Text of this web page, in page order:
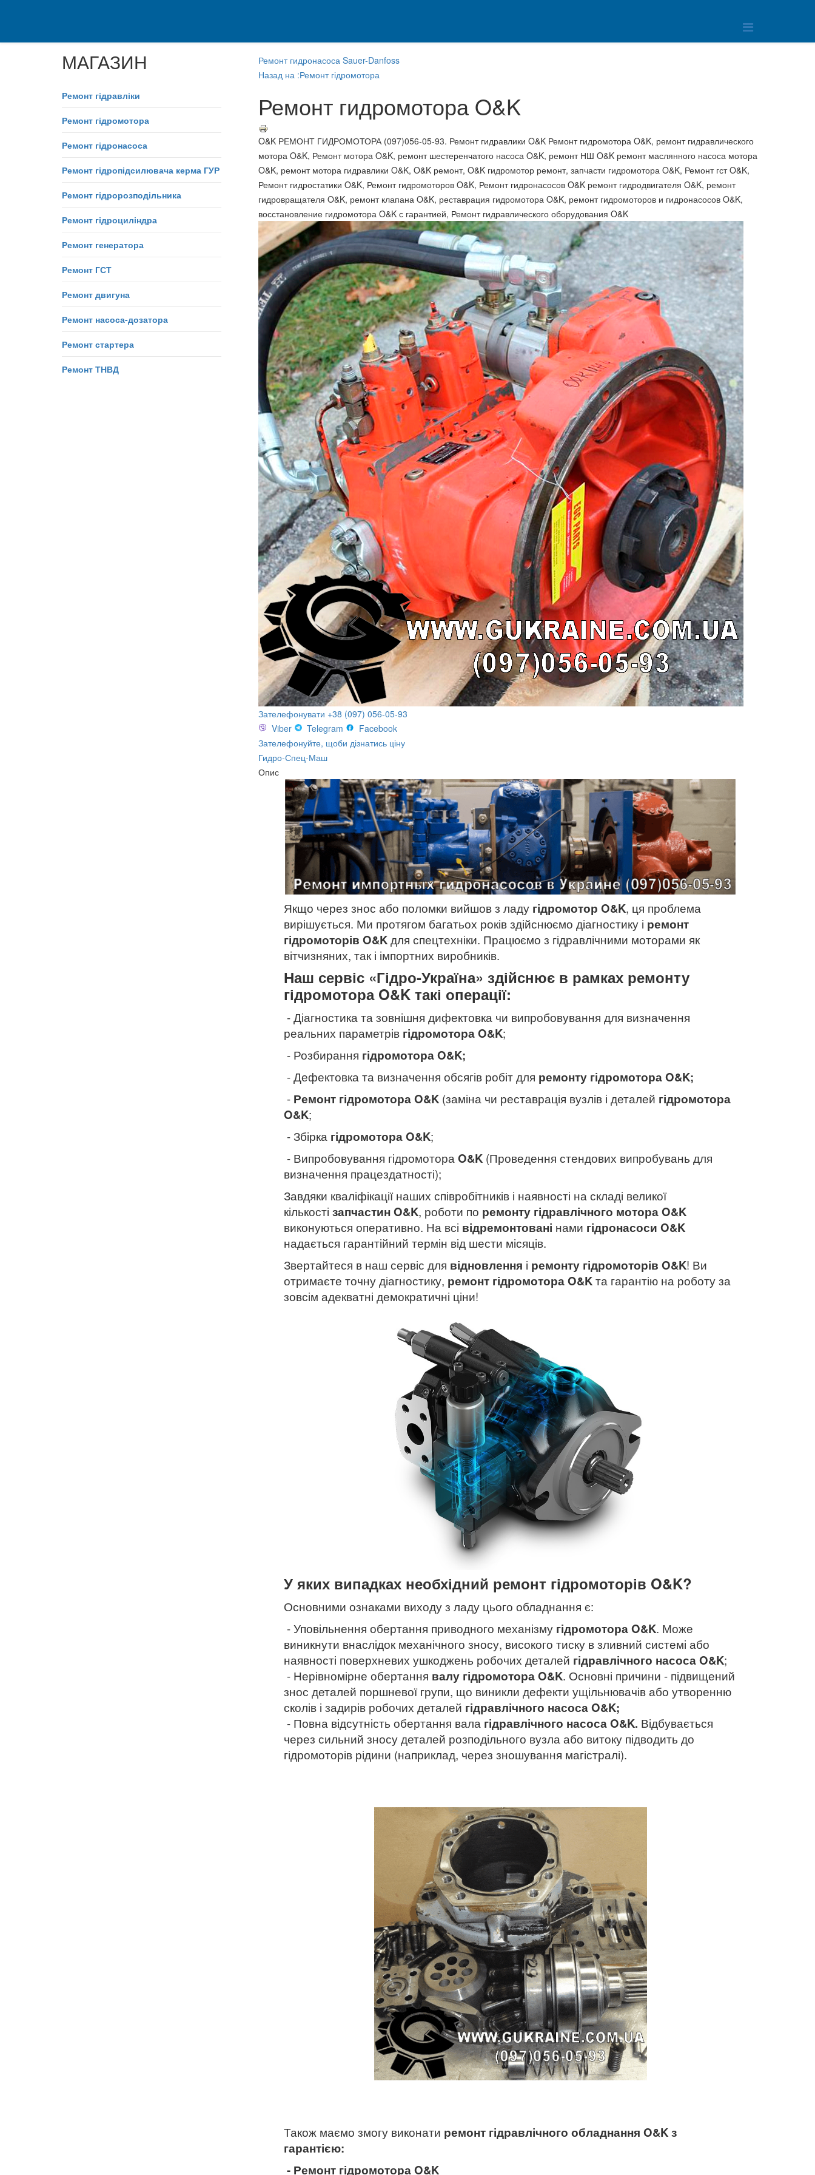
МАГАЗИН
Ремонт гідравліки
Ремонт гідромотора
Ремонт гідронасоса
Ремонт гідропідсилювача керма ГУР
Ремонт гідророзподільника
Ремонт гідроциліндра
Ремонт генератора
Ремонт ГСТ
Ремонт двигуна
Ремонт насоса-дозатора
Ремонт стартера
Ремонт ТНВД
Ремонт гидронасоса Sauer-Danfoss
Назад на :Ремонт гідромотора
Ремонт гидромотора O&K
O&K РЕМОНТ ГИДРОМОТОРА (097)056-05-93. Ремонт гидравлики O&K Ремонт гидромотора O&K, ремонт гидравлического
мотора O&K, Ремонт мотора O&K, ремонт шестеренчатого насоса O&K, ремонт НШ O&K ремонт маслянного насоса мотора
O&K, ремонт мотора гидравлики O&K, O&K ремонт, O&K гидромотор ремонт, запчасти гидромотора O&K, Ремонт гст O&K,
Ремонт гидростатики O&K, Ремонт гидромоторов O&K, Ремонт гидронасосов O&K ремонт гидродвигателя O&K, ремонт
гидровращателя O&K, ремонт клапана O&K, реставрация гидромотора O&K, ремонт гидромоторов и гидронасосов O&K,
восстановление гидромотора O&K с гарантией, Ремонт гидравлического оборудования O&K
Зателефонувати +38 (097) 056-05-93
Viber
Telegram
Facebook
Зателефонуйте, щоби дізнатись ціну
Гидро-Спец-Маш
Опис
Якщо через знос або поломки вийшов з ладу гідромотор O&K, ця проблема
вирішується. Ми протягом багатьох років здійснюємо діагностику і ремонт
гідромоторів O&Kдля спецтехніки. Працюємо з гідравлічними моторами як
вітчизняних, так і імпортних виробників.
Наш сервіс «Гідро-Україна» здійснює в рамках ремонту
гідромотора O&K такі операції:
- Діагностика та зовнішня дифектовка чи випробовування для визначення
реальних параметрів гідромотора O&K;
- Розбирання гідромотора O&K;
- Дефектовка та визначення обсягів робіт для ремонту гідромотора O&K;
- Ремонт гідромотора O&K (заміна чи реставрація вузлів і деталей гідромотора
O&K;
- Збірка гідромотора O&K;
- Випробовування гідромотора O&K(Проведення стендових випробувань для
визначення працездатності);
Завдяки кваліфікації наших співробітників і наявності на складі великої
кількості запчастин O&K, роботи по ремонту гідравлічного мотора O&K
виконуються оперативно. На всі відремонтовані нами гідронасоси O&K
надається гарантійний термін від шести місяців.
Звертайтеся в наш сервіс для відновлення і ремонту гідромоторів O&K! Ви
отримаєте точну діагностику, ремонт гідромотораO&Kта гарантію на роботу за
зовсім адекватні демократичні ціни!
У яких випадках необхідний ремонт гідромоторів O&K?
Основними ознаками виходу з ладу цього обладнання є:
- Уповільнення обертання приводного механізму гідромотораO&K. Може
виникнути внаслідок механічного зносу, високого тиску в зливний системі або
наявності поверхневих ушкоджень робочих деталей гідравлічного насоса O&K;
- Нерівномірне обертання валу гідромотора O&K. Основні причини - підвищений
знос деталей поршневої групи, що виникли дефекти ущільнювачів або утворенню
сколів і задирів робочих деталей гідравлічного насосаO&K;
- Повна відсутність обертання вала гідравлічного насосаO&K. Відбувається
через сильний зносу деталей розподільного вузла або витоку підводить до
гідромоторів рідини (наприклад, через зношування магістралі).
Також маємо змогу виконати ремонт гідравлічного обладнання O&Kз
гарантією:
- Ремонт гідромотора O&K